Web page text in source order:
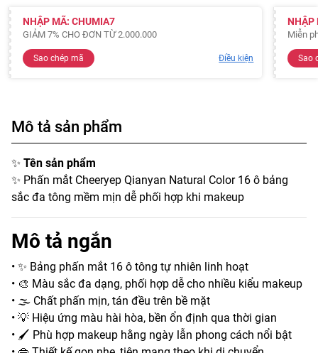
NHẬP MÃ: CHUMIA7
GIẢM 7% CHO ĐƠN TỪ 2.000.000
Sao chép mã Điều kiện
NHẬP
Miễn
Sao
Mô tả sản phẩm
✨ Tên sản phẩm
✨ Phấn mắt Cheeryep Qianyan Natural Color 16 ô bảng
sắc đa tông mềm mịn dễ phối hợp khi makeup
Mô tả ngắn
• ✨ Bảng phấn mắt 16 ô tông tự nhiên linh hoạt
• 🎨 Màu sắc đa dạng, phối hợp dễ cho nhiều kiểu makeup
• 🌫️ Chất phấn mịn, tán đều trên bề mặt
• 💡 Hiệu ứng màu hài hòa, bền ổn định qua thời gian
• 🖌️ Phù hợp makeup hằng ngày lẫn phong cách nổi bật